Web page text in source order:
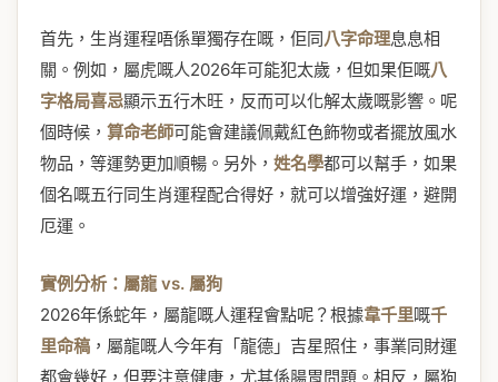
首先，生肖運程唔係單獨存在嘅，佢同八字命理息息相
關。例如，屬虎嘅人2026年可能犯太歲，但如果佢嘅八
字格局喜忌顯示五行木旺，反而可以化解太歲嘅影響。呢
個時候， 算命老師可能會建議佩戴紅色飾物或者擺放風水
物品，等運勢更加順暢。另外， 姓名學都可以幫手，如果
個名嘅五行同生肖運程配合得好，就可以增強好運，避開
厄運。
實例分析：屬龍 vs. 屬狗
2026年係蛇年，屬龍嘅人運程會點呢？根據韋千里嘅千
里命稿 ，屬龍嘅人今年有「龍德」吉星照住，事業同財運
都會幾好，但要注意健康，尤其係腸胃問題。相反，屬狗